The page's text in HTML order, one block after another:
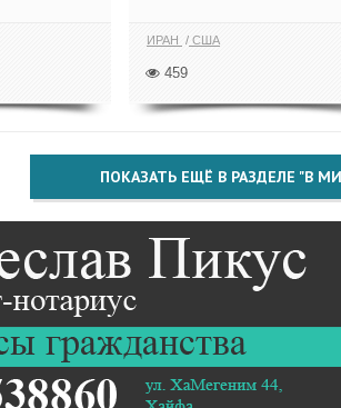
ИРАН США
459
ПОКАЗАТЬ ЕЩЁ В РАЗДЕЛЕ "В